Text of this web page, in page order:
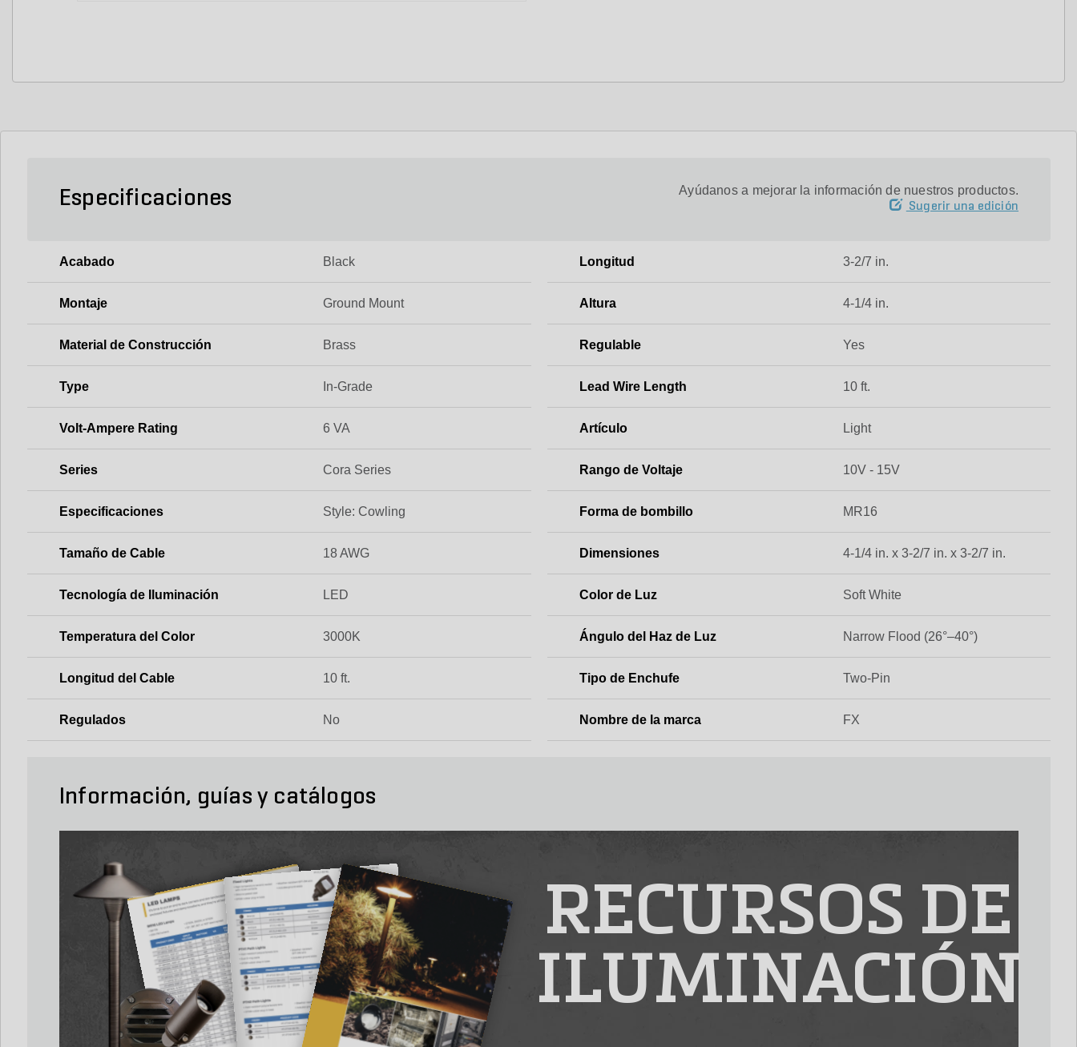
Especificaciones Ayúdanos a mejorar la información de nuestros productos.
Sugerir una edición
Acabado Black Longitud 3-2/7 in.
Montaje Ground Mount Altura 4-1/4 in.
Material de Construcción Brass Regulable Yes
Type In-Grade Lead Wire Length 10 ft.
Volt-Ampere Rating 6 VA Artículo Light
Series Cora Series Rango de Voltaje 10V - 15V
Especificaciones Style: Cowling Forma de bombillo MR16
Tamaño de Cable 18 AWG Dimensiones 4-1/4 in. x 3-2/7 in. x 3-2/7 in.
Tecnología de Iluminación LED Color de Luz Soft White
Temperatura del Color 3000K Ángulo del Haz de Luz Narrow Flood (26°–40°)
Longitud del Cable 10 ft. Tipo de Enchufe Two-Pin
Regulados No Nombre de la marca FX
Información, guías y catálogos
RECURSOS DE
ILUMINACIÓN